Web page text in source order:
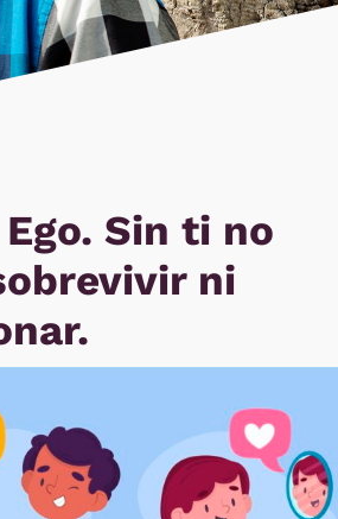
Sin ti no
ni